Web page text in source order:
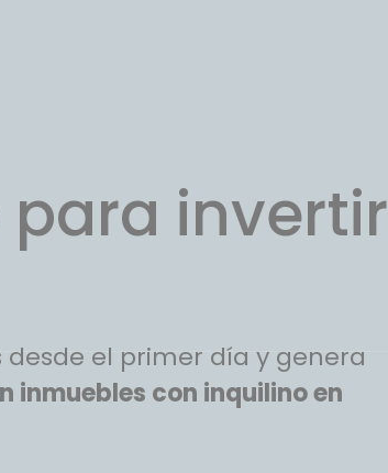
invertir
el primer día y genera
inmuebles con inquilino en